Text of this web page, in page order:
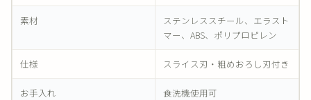
素材
ステンレススチール、エラスト
マー、ABS、ポリプロピレン
仕様 スライス刃・粗めおろし刃付き
お手入れ 食洗機使用可